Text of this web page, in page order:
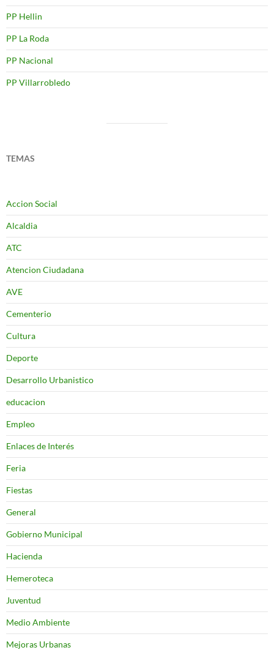
PP Hellin
PP La Roda
PP Nacional
PP Villarrobledo
TEMAS
Accion Social
Alcaldia
ATC
Atencion Ciudadana
AVE
Cementerio
Cultura
Deporte
Desarrollo Urbanistico
educacion
Empleo
Enlaces de Interés
Feria
Fiestas
General
Gobierno Municipal
Hacienda
Hemeroteca
Juventud
Medio Ambiente
Mejoras Urbanas